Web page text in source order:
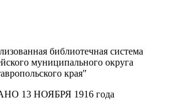
библиотечная система
муниципального округа
края"
13 НОЯБРЯ 1916 года